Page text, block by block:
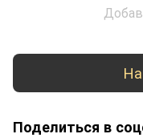
Поделиться в